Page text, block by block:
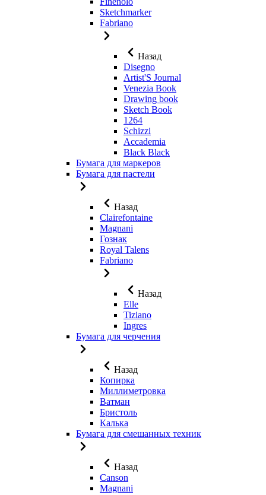
Sketchmarker
Fabriano
Назад
Disegno
Artist'S Journal
Venezia Book
Drawing book
Sketch Book
1264
Schizzi
Accademia
Black Black
Бумага для маркеров
Бумага для пастели
Назад
Clairefontaine
Magnani
Гознак
Royal Talens
Fabriano
Назад
Elle
Tiziano
Ingres
Бумага для черчения
Назад
Копирка
Миллиметровка
Ватман
Бристоль
Калька
Бумага для смешанных техник
Назад
Canson
Magnani